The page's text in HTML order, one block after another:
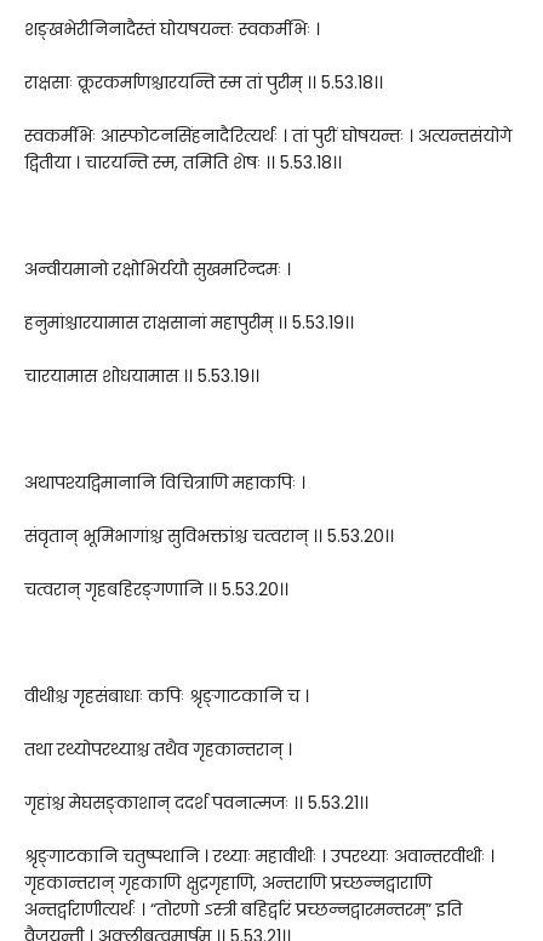
शङ्खभेरीनिनादैस्तं घोयषयन्तः स्वकर्मभिः ।
राक्षसाः क्रूरकर्माणश्चारयन्ति स्म तां पुरीम् ।। 5.53.18।।
स्वकर्मभिः आस्फोटनसिंहनादैरित्यर्थः । तां पुरीं घोषयन्तः । अत्यन्तसंयोगे
द्वितीया । चारयन्ति स्म, तमिति शेषः ।। 5.53.18।।
अन्वीयमानो रक्षोभिर्ययौ सुखमरिन्दमः ।
हनुमांश्चारयामास राक्षसानां महापुरीम् ।। 5.53.19।।
चारयामास शोधयामास ।। 5.53.19।।
अथापश्यद्विमानानि विचित्राणि महाकपिः ।
संवृतान् भूमिभागांश्च सुविभक्तांश्च चत्वरान् ।। 5.53.20।।
चत्वरान् गृहबहिरङ्गणानि ।। 5.53.20।।
वीथीश्च गृहसंबाधाः कपिः श्रृङ्गाटकानि च ।
तथा रथ्योपरथ्याश्च तथैव गृहकान्तरान् ।
गृहांश्च मेघसङ्काशान् ददर्श पवनात्मजः ।। 5.53.21।।
श्रृङ्गाटकानि चतुष्पथानि । रथ्याः महावीथीः । उपरथ्याः अवान्तरवीथीः ।
गृहकान्तरान् गृहकाणि क्षुद्रगृहाणि, अन्तराणि प्रच्छन्नद्वाराणि
अन्तर्द्वाराणीत्यर्थः । “तोरणो ऽस्त्री बहिर्द्वारं प्रच्छन्नद्वारमन्तरम्” इति
वैजयन्ती । अक्लीबत्वमार्षम् ।। 5.53.21।।